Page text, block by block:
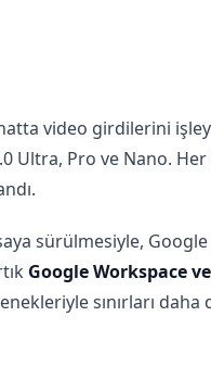
video girdilerini
Ultra, Pro ve Nano.
sürülmesiyle,
Google Workspace
sınırları daha